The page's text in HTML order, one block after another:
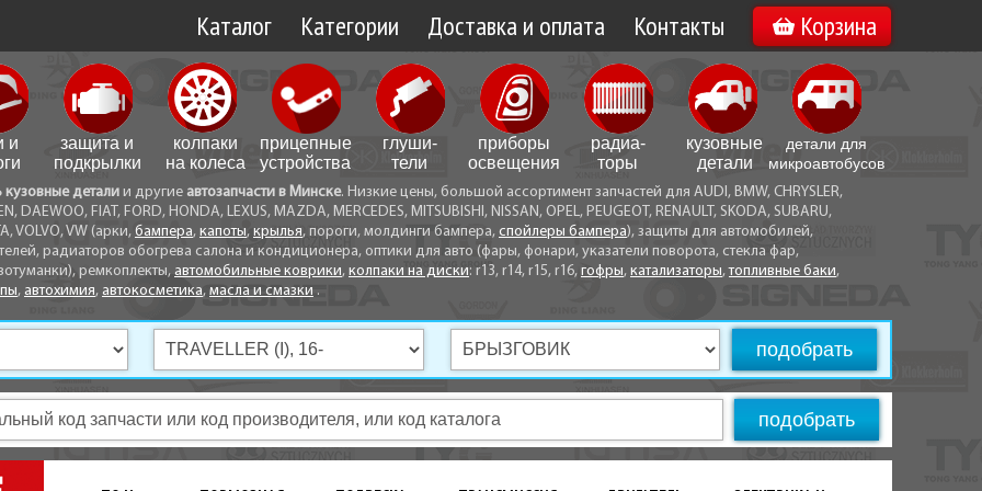
Каталог Категории Доставка и оплата
Доставка по Минску
Доставка по Беларуси
Самовывоз
Способы оплаты
Контакты
Вакансии
Корзина
и
защита и
подкрылки
колпаки
на колеса
прицепные
устройства
глуши­
тели
приборы
освещения
радиа­
торы
кузовные
детали
детали для
микро­автобусов
кузовные детали и другие автозапчасти в Минске. Низкие цены, большой ассортимент запчастей для AUDI, BMW, CHRYSLER,
DAEWOO, FIAT, FORD, HONDA, LEXUS, MAZDA, MERCEDES, MITSUBISHI, NISSAN, OPEL, PEUGEOT, RENAULT, SKODA, SUBARU,
VOLVO, VW (арки, бампера, капоты, крылья, пороги, молдинги бампера, спойлеры бампера), защиты для автомобилей,
радиаторов обогрева салона и кондиционера, оптики для авто (фары, фонари, указатели поворота, стекла фар,
ремкоплекты, автомобильные коврики, колпаки на диски: r13, r14, r15, r16, гофры, катализаторы,топливные баки,
, автохимия, автокосметика, масла и смазки .